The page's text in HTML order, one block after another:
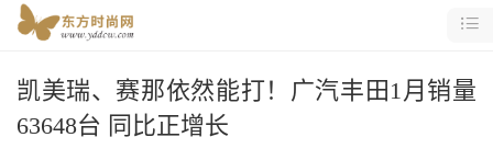
凯美瑞、赛那依然能打！广汽丰田1月销量
63648台 同比正增长